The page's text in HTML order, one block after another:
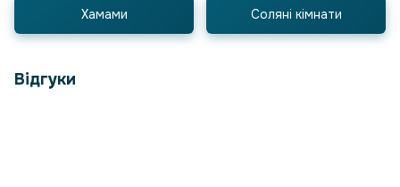
Хамами Соляні кімнати
Відгуки